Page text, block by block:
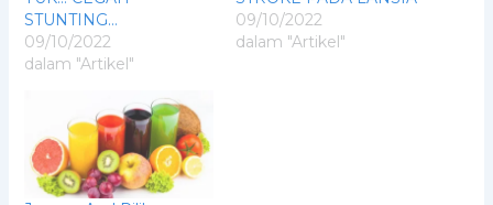
STUNTING…
09/10/2022
dalam "Artikel"
09/10/2022
dalam "Artikel"